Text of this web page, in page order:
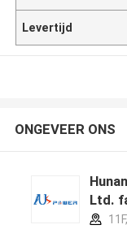
Levertijd
ONGEVEER ONS
Ltd.